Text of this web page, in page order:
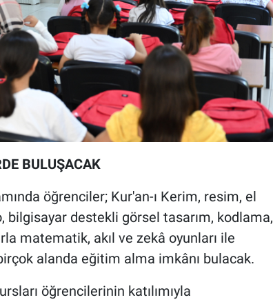
BULUŞACAK
öğrenciler; Kur'an-ı Kerim, resim, el
bilgisayar destekli görsel tasarım, kodlama,
matematik, akıl ve zekâ oyunları ile
alanda eğitim alma imkânı bulacak.
öğrencilerinin katılımıyla